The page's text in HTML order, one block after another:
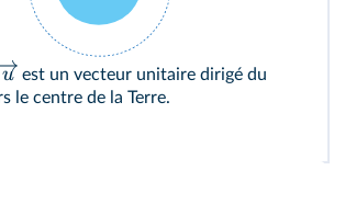
u est un vecteur unitaire dirigé du
le centre de la Terre.